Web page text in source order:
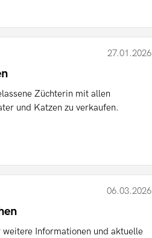
27.01.2026
Züchterin mit allen
und Katzen zu verkaufen.
06.03.2026
weitere Informationen und aktuelle